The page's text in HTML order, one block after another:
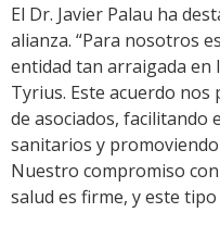
El Dr. Javier Palau ha
alianza. “Para nosotros
entidad tan arraigada en
Tyrius. Este acuerdo nos
de asociados, facilitando
sanitarios y
Nuestro compromiso
salud es firme, y este